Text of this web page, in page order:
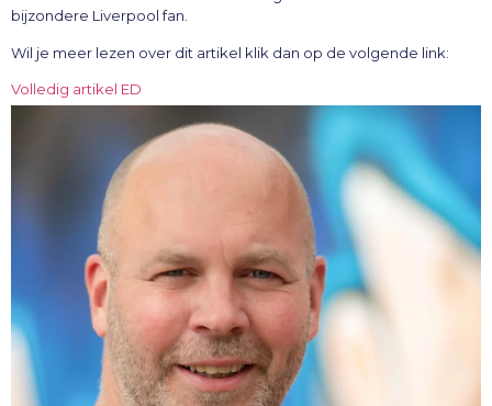
bijzondere Liverpool fan.
Wil je meer lezen over dit artikel klik dan op de volgende link:
Volledig artikel ED